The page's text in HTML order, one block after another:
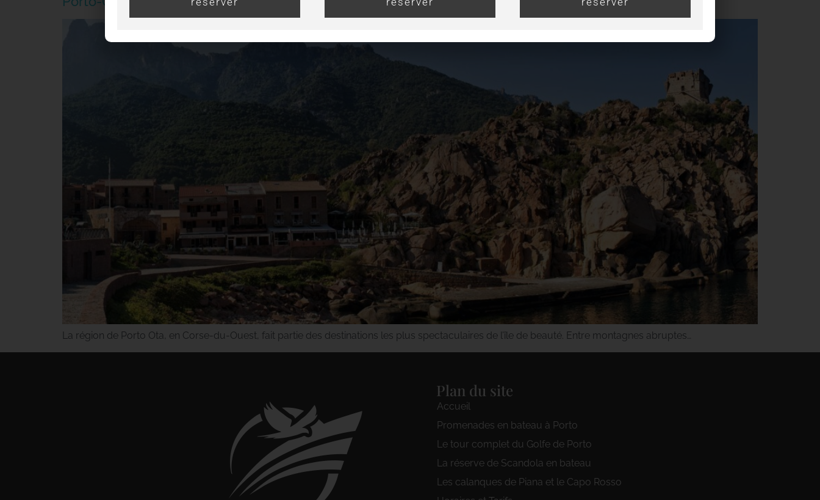
La région de Porto Ota, en Corse-du-Ouest, fait partie des destinations les plus spectaculaires de l’île de beauté. Entre montagnes abruptes…
Plan du site
Accueil
Promenades en bateau à Porto
Le tour complet du Golfe de Porto
La réserve de Scandola en bateau
Les calanques de Piana et le Capo Rosso